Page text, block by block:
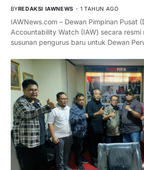
BYREDAKSI IAWNEWS 1 TAHUN AGO
IAWNews.com – Dewan Pimpinan Pusat
Accountability Watch (IAW) secara resmi
susunan pengurus baru untuk Dewan